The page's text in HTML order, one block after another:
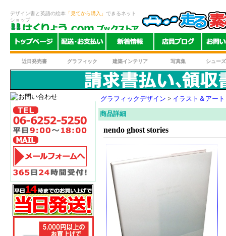
デザイン書と英語の絵本 「見てから購入」 できるネット
ショップ
近日発売書 グラフィック 建築インテリア 写真集 シュー
グラフィックデザイン > イラスト＆アート
商品詳細
nendo ghost stories